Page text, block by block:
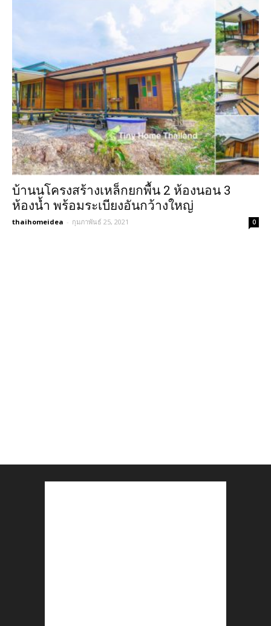
บ้านนโครงสร้างเหล็กยกพื้น 2 ห้องนอน 3
ห้องน้ำ พร้อมระเบียงอันกว้างใหญ่
thaihomeidea - กุมภาพันธ์ 25, 2021 0